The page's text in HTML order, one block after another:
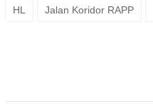
HL Jalan Koridor RAPP